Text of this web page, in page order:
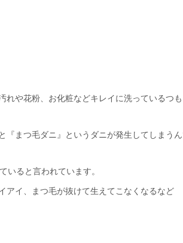
れや花粉、お化粧などキレイに洗っているつ
『まつ毛ダニ』というダニが発生してしまうん
いると言われています。
アイ、まつ毛が抜けて生えてこなくなるなど